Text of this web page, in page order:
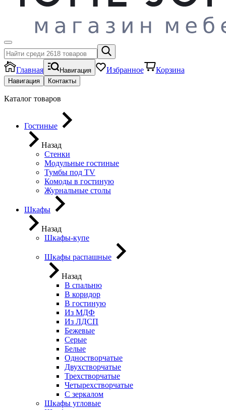
Главная Навигация Избранное Корзина
Навигация Контакты
Каталог товаров
Гостиные
Назад
Стенки
Модульные гостиные
Тумбы под ТV
Комоды в гостиную
Журнальные столы
Шкафы
Назад
Шкафы-купе
Шкафы распашные
Назад
В спальню
В коридор
В гостиную
Из МДФ
Из ЛДСП
Бежевые
Серые
Белые
Одностворчатые
Двухстворчатые
Трехстворчатые
Четырехстворчатые
С зеркалом
Шкафы угловые